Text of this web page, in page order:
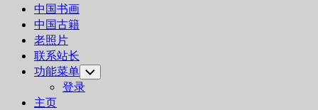
中国书画
中国古籍
老照片
联系站长
功能菜单 Toggle
Child
Menu
登录
主页